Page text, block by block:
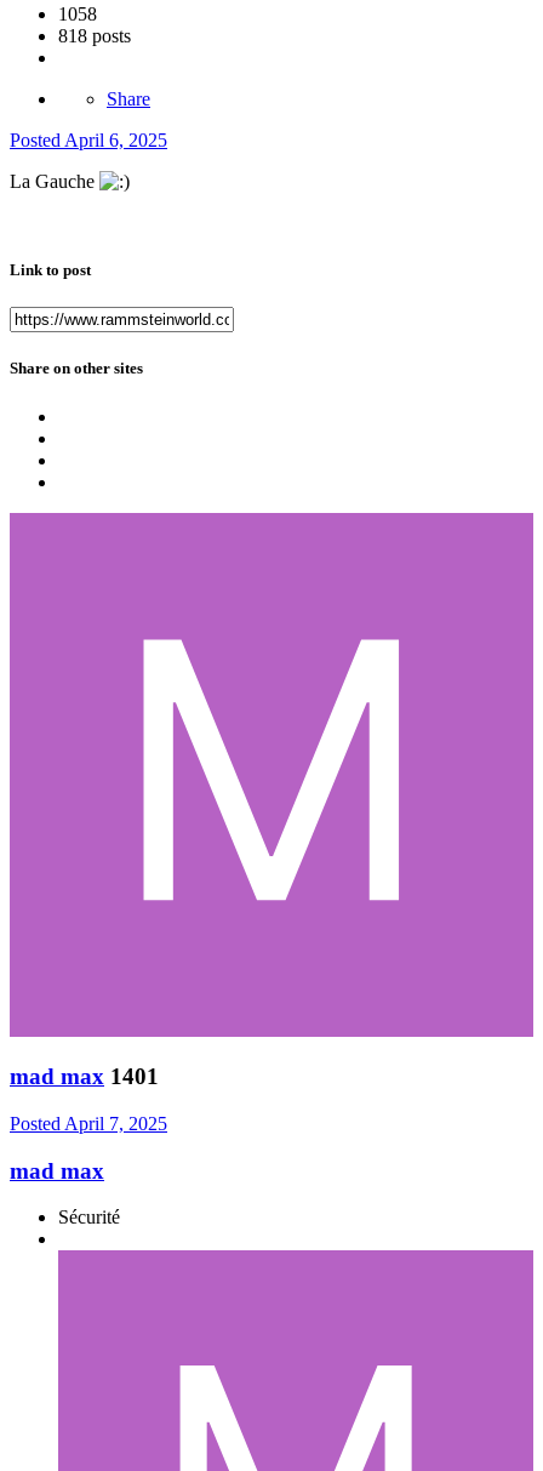
1058
818 posts
Share
Posted April 6, 2025
La Gauche
Link to post
Share on other sites
mad max 1401
Posted April 7, 2025
mad max
Sécurité